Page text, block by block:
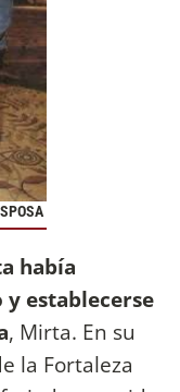
había
establecerse
, Mirta. En su
la Fortaleza